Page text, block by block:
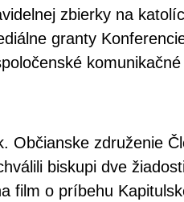
zbierky na
granty
združenie
biskupi dve
o príbehu